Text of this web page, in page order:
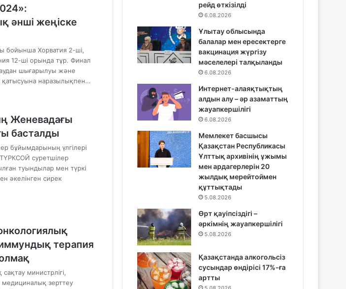
әнші жеңіске
бойынша Хорватия 2-ші,
12-ші орында тұр. Финал
шығарылуы және
қатысуына наразылықпен…
Женевадағы
басталды
бұйымдарының үлгілері
суретшілер
туындылар мен түркі
әкелінген сирек
терапия
министрлігі,
зерттеу
рейд өткізілді
6.08.2026
Ұлытау облысында
балалар мен ересектерге
вакцинация жүргізу
мәселелері талқыланды
6.08.2026
Интернет-алаяқтықтың
алдын алу – әр азаматтың
жауапкершілігі
6.08.2026
Мемлекет басшысы
Қазақстан Республикасы
Ұлттық архивінің ұжымы
мен ардагерлерін 20
жылдық мерейтоймен
құттықтады
5.08.2026
Өрт қауіпсіздігі –
әркімнің жауапкершілігі
5.08.2026
Қазақстанда алкогольсіз
сусындар өндірісі 17%-ға
артты